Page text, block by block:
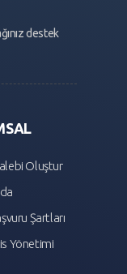
destek
Oluştur
Şartları
Yönetimi